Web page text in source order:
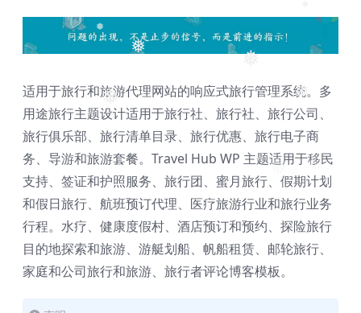
❅
❅
❅
❅
❅
❅
❅
适用于旅行和旅游代理网站的响应式旅行管理系统。多
用途旅行主题设计适用于旅行社、旅行社、旅行公司、
旅行俱乐部、旅行清单目录、旅行优惠、旅行电子商
务、导游和旅游套餐。Travel Hub WP 主题适用于移民
支持、签证和护照服务、旅行团、蜜月旅行、假期计划
和假日旅行、航班预订代理、医疗旅游行业和旅行业务
行程。水疗、健康度假村、酒店预订和预约、探险旅行
目的地探索和旅游、游艇划船、帆船租赁、邮轮旅行、
家庭和公司旅行和旅游、旅行者评论博客模板。